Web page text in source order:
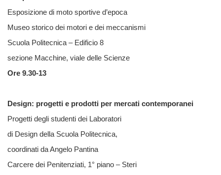
Esposizione di moto sportive d’epoca
Museo storico dei motori e dei meccanismi
Scuola Politecnica – Edificio 8
sezione Macchine, viale delle Scienze
Ore 9.30-13
Design: progetti e prodotti per mercati contemporanei
Progetti degli studenti dei Laboratori
di Design della Scuola Politecnica,
coordinati da Angelo Pantina
Carcere dei Penitenziati, 1° piano – Steri